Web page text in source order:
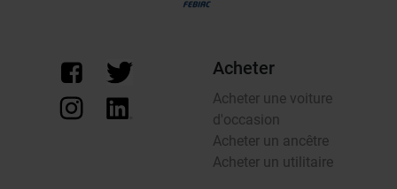
Acheter
Acheter une voiture
d'occasion
Acheter un ancêtre
Acheter un utilitaire